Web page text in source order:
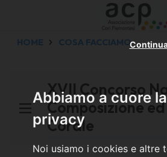
Abbiamo a cuore
privacy
Noi usiamo i cookies e altre
HOME COSA FACCIAMO
XVII Concorso
Composizione
Corale